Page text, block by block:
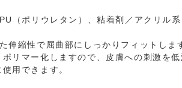
（ポリウレタン）、粘着剤／アクリル系
伸縮性で屈曲部にしっかりフィットし
リマー化しますので、皮膚への刺激を
用できます。